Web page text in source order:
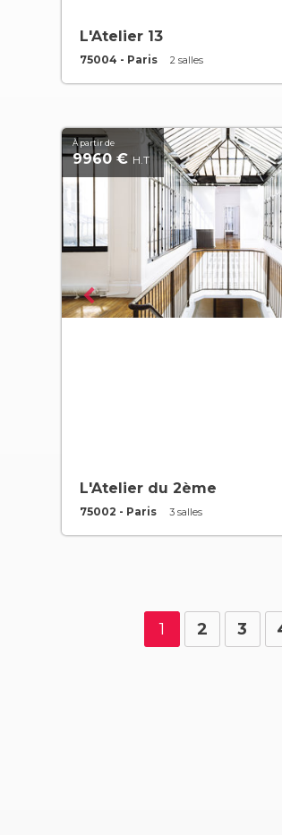
L'Atelier 13
75004 - Paris 2 salles
À partir de
9960 € H.T
L'Atelier du 2ème
75002 - Paris 3 salles
1 2 3